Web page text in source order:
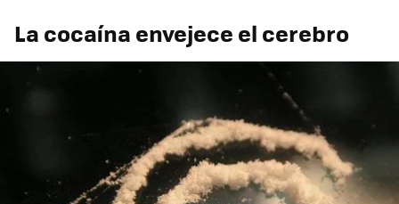
La cocaína envejece el cerebro